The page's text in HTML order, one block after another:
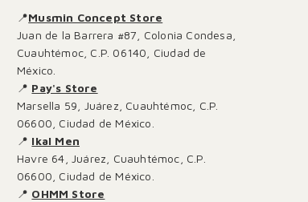
📍Musmin Concept Store
Juan de la Barrera #87, Colonia Condesa,
Cuauhtémoc, C.P. 06140, Ciudad de
México.
📍 Pay's Store
Marsella 59, Juárez, Cuauhtémoc, C.P.
06600, Ciudad de México.
📍 Ikal Men
Havre 64, Juárez, Cuauhtémoc, C.P.
06600, Ciudad de México.
📍 OHMM Store